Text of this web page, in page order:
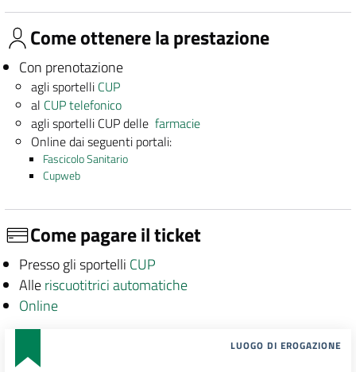
Come ottenere la prestazione
Con prenotazione
agli sportelli CUP
al CUP telefonico
agli sportelli CUP dellefarmacie
Online dai seguenti portali:
Fascicolo Sanitario
Cupweb
Come pagare il ticket
Presso gli sportelli CUP
Alleriscuotitrici automatiche
Online
LUOGO DI EROGAZIONE